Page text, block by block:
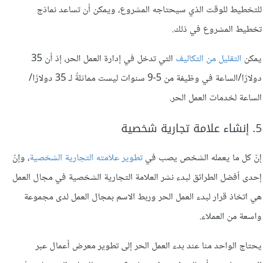
للتخطيط للوقت الذي سيحتاجه المشروع، ويمكن أن تساعد نماذج
تخطيط المشروع في ذلك.
يمكن التقليل من التكاليف
التي تدخل في إدارة العمل الحر، إذ أن 35
دولارًا/الساعة في وظيفة من 5-9 سنوات ليست مماثلةً لـ 35 دولارًا/
الساعة لخدمات العمل الحر.
5. إنشاء علامة تجارية شخصية
إنّ كل ما يعمله الشخص يصب فيتطوير علامته التجارية الشخصية، وإنّ
إحدى أفضل الطرائق لبدء نشر العلامة التجارية الشخصية في مجال العمل
هي اتخاذ قرار لبدء العمل الحر وربط الاسم بمجال العمل لدى مجموعة
واسعة من العملاء.
يحتاج الواحد منا عند بدء العمل الحر إلى تطوير معرض أعمال عبر